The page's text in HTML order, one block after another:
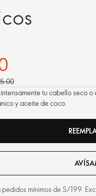
tu cabello seco
y aceite de coco.
mínimos de S/199.